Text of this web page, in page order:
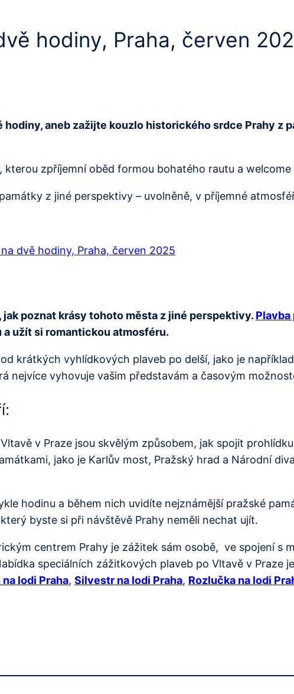
hodiny, Praha, červen
hodiny, aneb zažijte kouzlo historického srdce Prahy z
zpříjemní oběd formou bohatého rautu a
z jiné perspektivy – uvolněně, v příjemné
dvě hodiny, Praha, červen 2025
poznat krásy tohoto města z jiné perspektivy. Plavba
užít si romantickou atmosféru.
krátkých vyhlídkových plaveb po delší, jako je například
nejvíce vyhovuje vašim představám a časovým
v Praze jsou skvělým způsobem, jak spojit
jako je Karlův most, Pražský hrad a Národní
hodinu a během nich uvidíte nejznámější pražské
byste si při návštěvě Prahy neměli nechat ujít.
centrem Prahy je zážitek sám osobě, ve spojení s
speciálních zážitkových plaveb po Vltavě v Praze
lodi Praha, Silvestr na lodi Praha, Rozlučka na lodi